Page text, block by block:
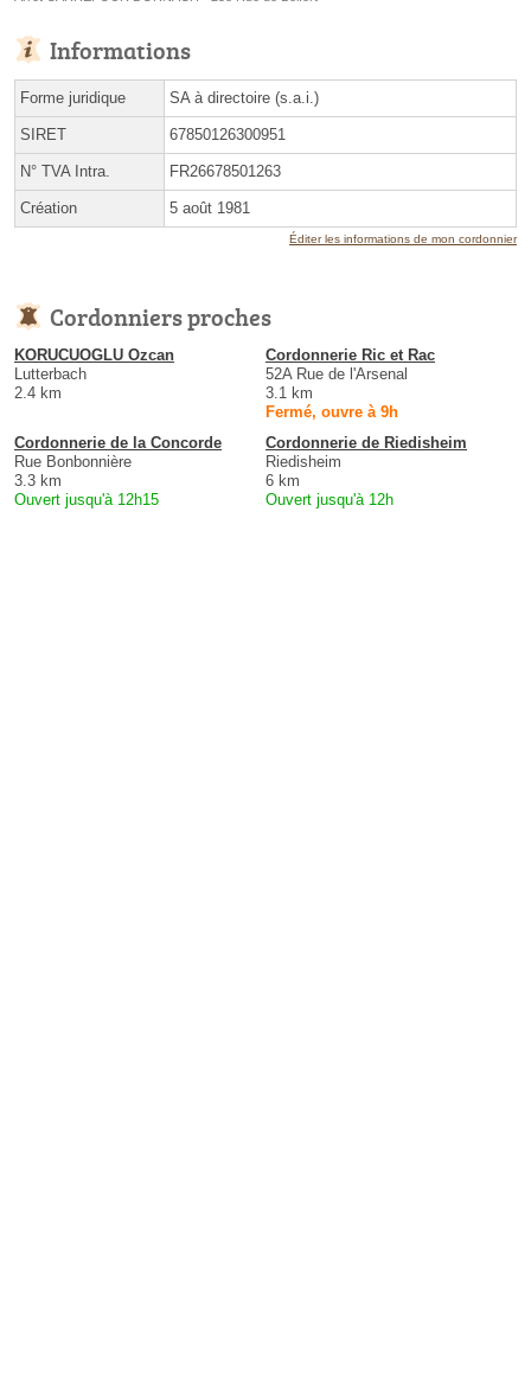
Informations
Forme juridique SA à directoire (s.a.i.)
SIRET 67850126300951
N° TVA Intra. FR26678501263
Création 5 août 1981
Éditer les informations de mon cordonnier
Cordonniers proches
KORUCUOGLU Ozcan
Lutterbach
2.4 km
Cordonnerie Ric et Rac
52A Rue de l'Arsenal
3.1 km
Fermé, ouvre à 9h
Cordonnerie de la Concorde
Rue Bonbonnière
3.3 km
Ouvert jusqu'à 12h15
Cordonnerie de Riedisheim
Riedisheim
6 km
Ouvert jusqu'à 12h